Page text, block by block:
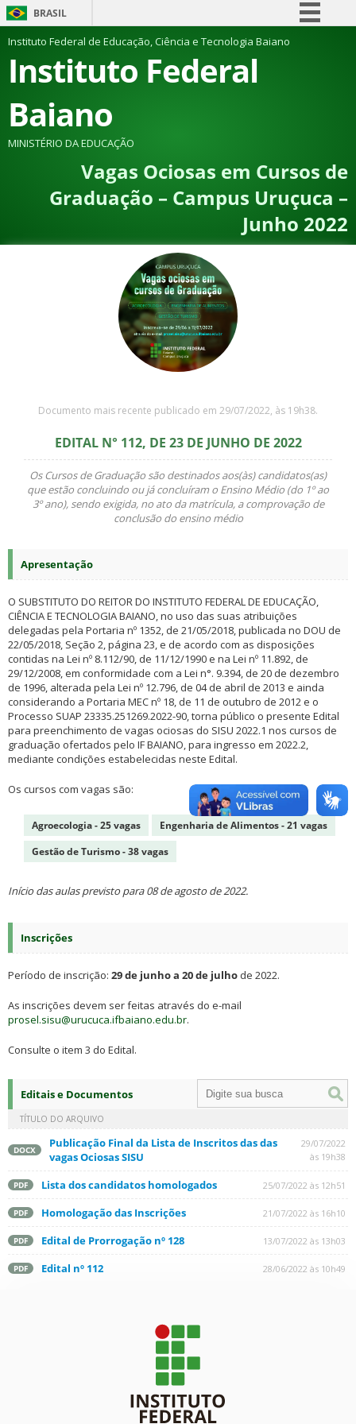
BRASIL
Simplifique!
Comunica BR
Canais
Instituto Federal de Educação, Ciência e Tecnologia Baiano
Instituto Federal
Baiano
MINISTÉRIO DA EDUCAÇÃO
Vagas Ociosas em Cursos de
Graduação – Campus Uruçuca –
Junho 2022
Documento mais recente publicado em 29/07/2022, às 19h38.
EDITAL N° 112, DE 23 DE JUNHO DE 2022
Os Cursos de Graduação são destinados aos(às) candidatos(as)
que estão concluindo ou já concluíram o Ensino Médio (do 1º ao
3º ano), sendo exigida, no ato da matrícula, a comprovação de
conclusão do ensino médio
Apresentação
O SUBSTITUTO DO REITOR DO INSTITUTO FEDERAL DE EDUCAÇÃO,
CIÊNCIA E TECNOLOGIA BAIANO, no uso das suas atribuições
delegadas pela Portaria nº 1352, de 21/05/2018, publicada no DOU de
22/05/2018, Seção 2, página 23, e de acordo com as disposições
contidas na Lei nº 8.112/90, de 11/12/1990 e na Lei nº 11.892, de
29/12/2008, em conformidade com a Lei n°. 9.394, de 20 de dezembro
de 1996, alterada pela Lei nº 12.796, de 04 de abril de 2013 e ainda
considerando a Portaria MEC nº 18, de 11 de outubro de 2012 e o
Processo SUAP 23335.251269.2022-90, torna público o presente Edital
para preenchimento de vagas ociosas do SISU 2022.1 nos cursos de
graduação ofertados pelo IF BAIANO, para ingresso em 2022.2,
mediante condições estabelecidas neste Edital.
Os cursos com vagas são:
Agroecologia - 25 vagas
Engenharia de Alimentos - 21 vagas
Gestão de Turismo - 38 vagas
Início das aulas previsto para 08 de agosto de 2022.
Inscrições
Período de inscrição: 29 de junho a 20 de julho de 2022.
As inscrições devem ser feitas através do e-mail
prosel.sisu@urucuca.ifbaiano.edu.br.
Consulte o item 3 do Edital.
Editais e Documentos
TÍTULO DO ARQUIVO
DOCX
Publicação Final da Lista de Inscritos das das
vagas Ociosas SISU
29/07/2022
às 19h38
PDF Lista dos candidatos homologados 25/07/2022 às 12h51
PDF Homologação das Inscrições 21/07/2022 às 16h10
PDF Edital de Prorrogação nº 128 13/07/2022 às 13h03
PDF Edital nº 112 28/06/2022 às 10h49